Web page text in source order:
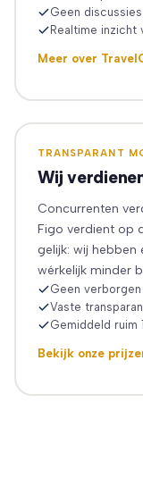
Geen
Realtime inzicht
Meer over
TRANSPARANT
Wij
Concurrenten
Figo verdient op
gelijk: wij
wérkelijk minder
Geen
Vaste
Gemiddeld ruim
Bekijk onze